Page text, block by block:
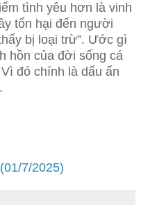
tình yêu hơn là vinh
tổn hại đến người
bị loại trừ”. Ước gì
hồn của đời sống cá
đó chính là dấu ấn
7/2025)